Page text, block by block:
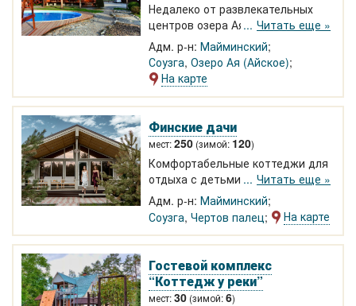
Недалеко от развлекательных
центров озера Ая. Тихое место у
подножья горы для семейного
отдыха с детьми. Уютные
благоустроенные номера в двух
деревянных коттеджах, баня с
бассейном и бильярдом, летний
бассейн, детская площадка.
Читать еще »
Адм. р-н: Майминский
Соузга, Озеро Ая (Айское)
На карте
Финские дачи
мест:250 (зимой: 120)
Комфортабельные коттеджи для
отдыха с детьми и компанией.
Большая благоустроенная
территория. Кафе, детские
площадки, бассейны с
подогревом круглый год, баня,
хамам с бассейном, джакузи.
Читать еще »
Адм. р-н: Майминский
Соузга, Чертов палец На карте
Гостевой комплекс
“Коттедж у реки”
мест:30 (зимой:6)